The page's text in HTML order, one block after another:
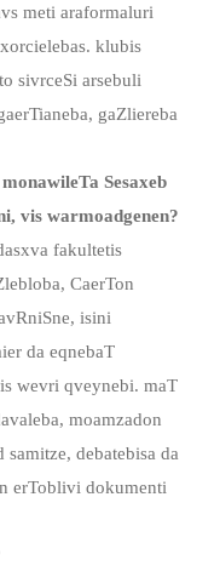
meti araformaluri
klubis
sivrceSi arsebuli
gaZliereba
monawileTa Sesaxeb
, vis warmoadgenen?
fakultetis
CaerTon
isini
da eqnebaT
wevri qveynebi. maT
moamzadon
debatebisa da
erToblivi dokumenti